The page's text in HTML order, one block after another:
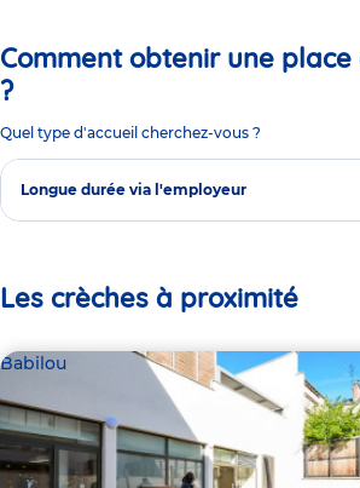
Comment obtenir une place
?
Quel type d'accueil cherchez-vous ?
Longue durée via l'employeur
Les crèches à proximité
Babilou